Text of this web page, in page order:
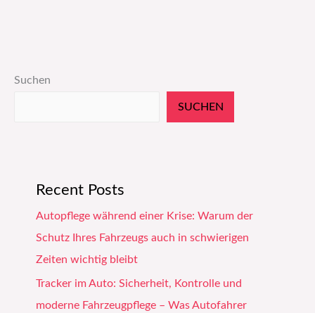
Suchen
SUCHEN
Recent Posts
Autopflege während einer Krise: Warum der
Schutz Ihres Fahrzeugs auch in schwierigen
Zeiten wichtig bleibt
Tracker im Auto: Sicherheit, Kontrolle und
moderne Fahrzeugpflege – Was Autofahrer